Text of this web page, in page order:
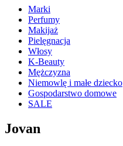
Marki
Perfumy
Makijaż
Pielęgnacja
Włosy
K-Beauty
Mężczyzna
Niemowlę i małe dziecko
Gospodarstwo domowe
SALE
Jovan